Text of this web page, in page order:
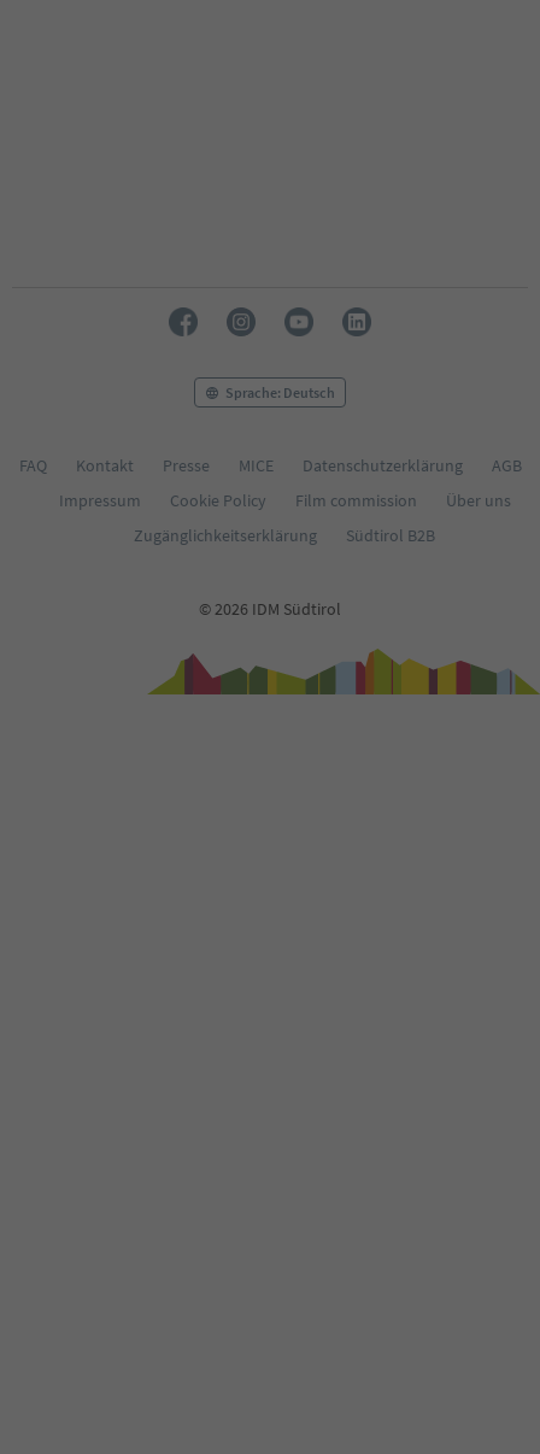
Sprache: Deutsch
FAQ Kontakt Presse MICE Datenschutzerklärung
AGB
Impressum
Cookie Policy Film commission
Über uns
Zugänglichkeitserklärung
Südtirol B2B
© 2026 IDM Südtirol